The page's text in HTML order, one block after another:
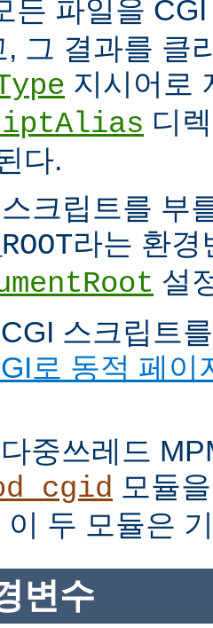
든 파일을
, 그 결과를 클
지시어로
디
다.
크립트를 부
라는 환경
설
스크립트
로 동적 페이
중쓰레드
모듈
두 모듈은
변수